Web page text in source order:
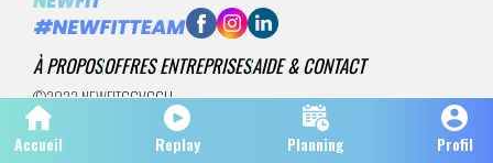
À PROPOSOFFRES ENTREPRISESAIDE & CONTACT
©2022 NEWFITCGVCGU
Accueil Replay Planning Profil